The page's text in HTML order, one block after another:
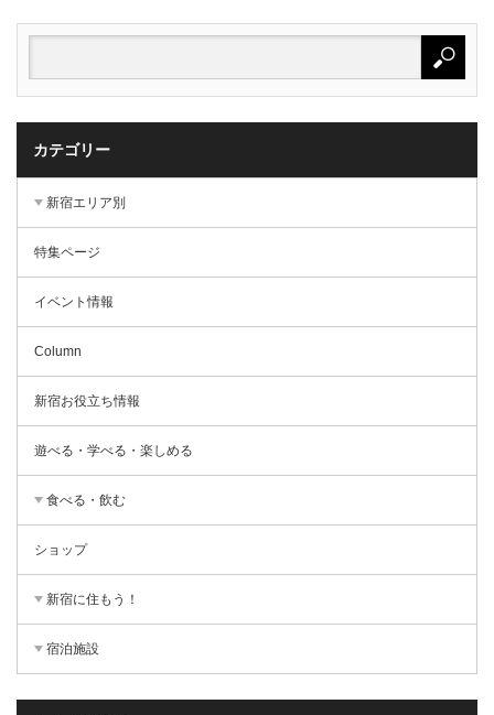
カテゴリー
新宿エリア別
特集ページ
イベント情報
Column
新宿お役立ち情報
遊べる・学べる・楽しめる
食べる・飲む
ショップ
新宿に住もう！
宿泊施設